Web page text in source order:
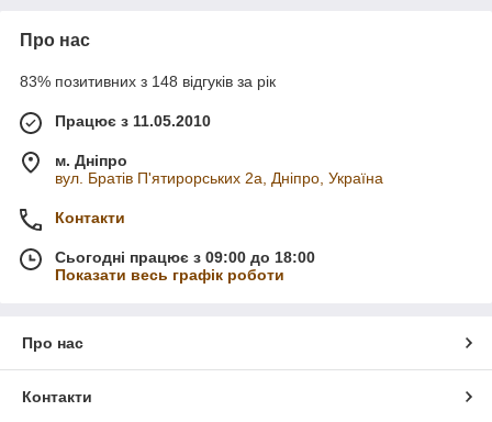
Про нас
83% позитивних з 148 відгуків за рік
Працює з 11.05.2010
м. Дніпро
вул. Братів П'ятирорських 2а, Дніпро, Україна
Контакти
Сьогодні працює з 09:00 до 18:00
Показати весь графік роботи
Про нас
Контакти